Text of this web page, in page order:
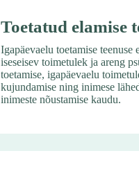
Toetatud elamise
Igapäevaelu toetamise
iseseisev toimetulek ja areng
toetamise, igapäevaelu
kujundamise ning inimese
inimeste nõustamise kaudu.